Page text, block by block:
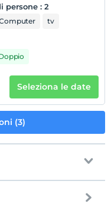
persone : 2
tv
Seleziona le date
(3)